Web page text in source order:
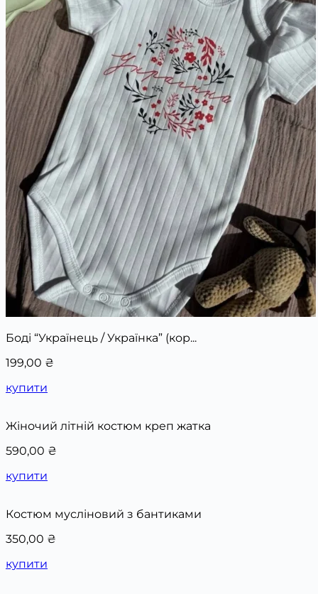
Боді “Українець / Українка” (кор...
199,00 ₴
купити
Жіночий літній костюм креп жатка
590,00 ₴
купити
Костюм мусліновий з бантиками
350,00 ₴
купити